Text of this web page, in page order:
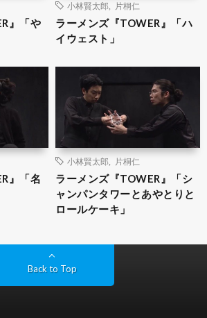
』「や
小林賢太郎 片桐仁
ラーメンズ『TOWER』「ハ
イウェスト」
』「名
小林賢太郎 片桐仁
ラーメンズ『TOWER』「シ
ャンパンタワーとあやとりと
ロールケーキ」
Back to Top